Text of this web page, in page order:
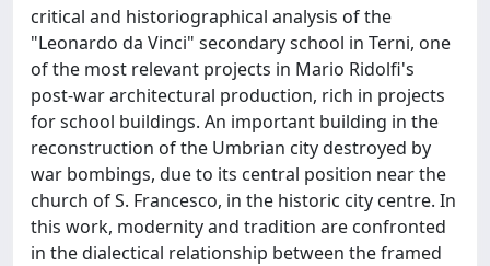
critical and historiographical analysis of the
"Leonardo da Vinci" secondary school in Terni, one
of the most relevant projects in Mario Ridolfi's
post-war architectural production, rich in projects
for school buildings. An important building in the
reconstruction of the Umbrian city destroyed by
war bombings, due to its central position near the
church of S. Francesco, in the historic city centre. In
this work, modernity and tradition are confronted
in the dialectical relationship between the framed